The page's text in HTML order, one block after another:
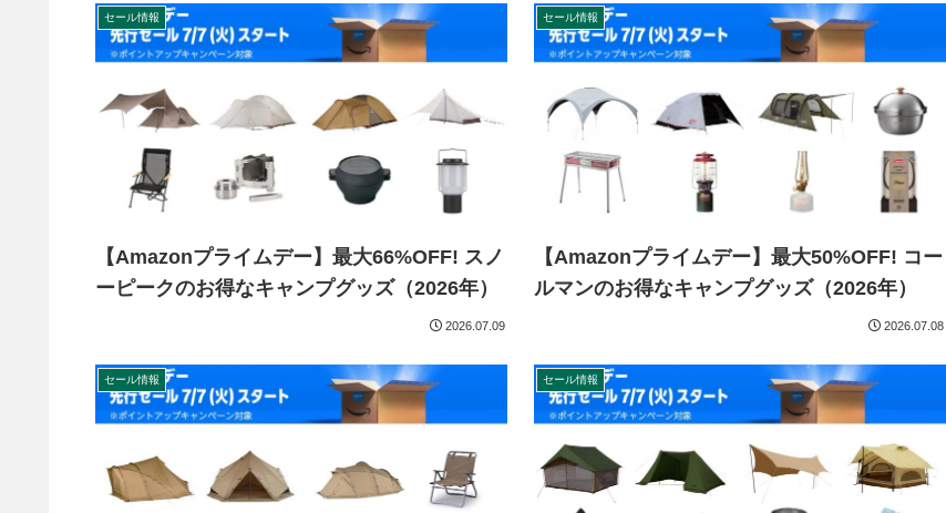
セール情報
【Amazonプライムデー】最大66%OFF! スノ
ーピークのお得なキャンプグッズ（2026年）
2026.07.09
セール情報
【Amazonプライムデー】最大50%OFF! コー
ルマンのお得なキャンプグッズ（2026年）
2026.07.08
セール情報 セール情報